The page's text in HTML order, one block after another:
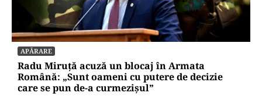
APĂRARE
Radu Miruță acuză un blocaj în Armata
Română: „Sunt oameni cu putere de decizie
care se pun de-a curmezișul”